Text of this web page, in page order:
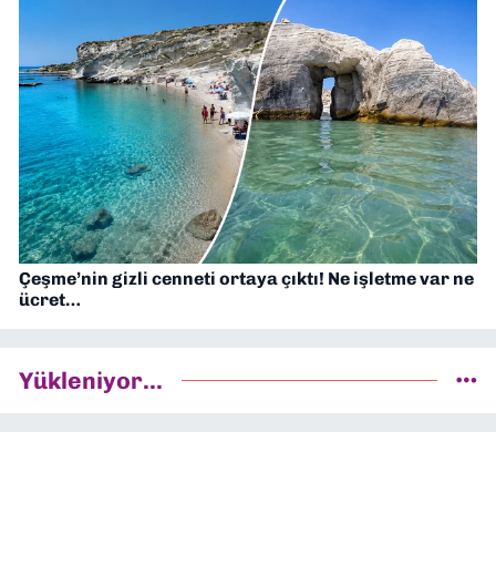
Çeşme’nin gizli cenneti ortaya çıktı! Ne işletme var ne
ücret…
Yükleniyor...